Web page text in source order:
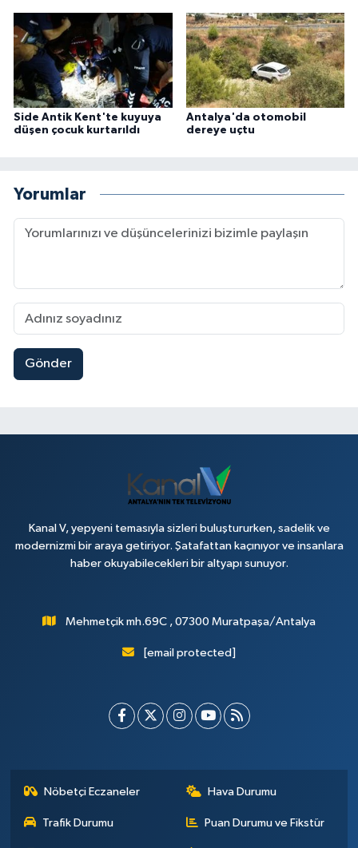
Side Antik Kent'te kuyuya
düşen çocuk kurtarıldı
Antalya'da otomobil
dereye uçtu
Yorumlar
Gönder
Kanal V, yepyeni temasıyla sizleri buluştururken, sadelik ve
modernizmi bir araya getiriyor. Şatafattan kaçınıyor ve insanlara
haber okuyabilecekleri bir altyapı sunuyor.
Mehmetçik mh.69C , 07300 Muratpaşa/Antalya
[email protected]
Nöbetçi Eczaneler Hava Durumu
Trafik Durumu Puan Durumu ve Fikstür